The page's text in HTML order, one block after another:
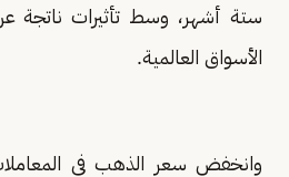
ستة أشهر، وسط تأثيرات ناتجة
الأسواق العالمية.